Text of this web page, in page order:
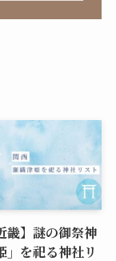
畿】謎の御祭神
」を祀る神社リ